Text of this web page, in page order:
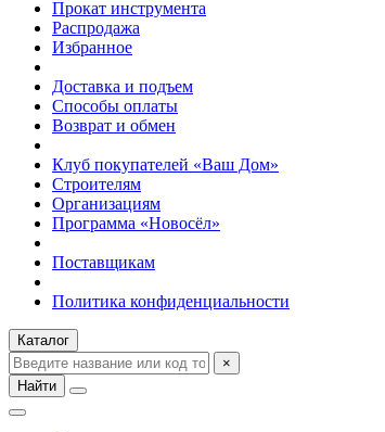
Прокат инструмента
Распродажа
Избранное
Доставка и подъем
Способы оплаты
Возврат и обмен
Клуб покупателей «Ваш Дом»
Строителям
Организациям
Программа «Новосёл»
Поставщикам
Политика конфиденциальности
Каталог
×
Найти